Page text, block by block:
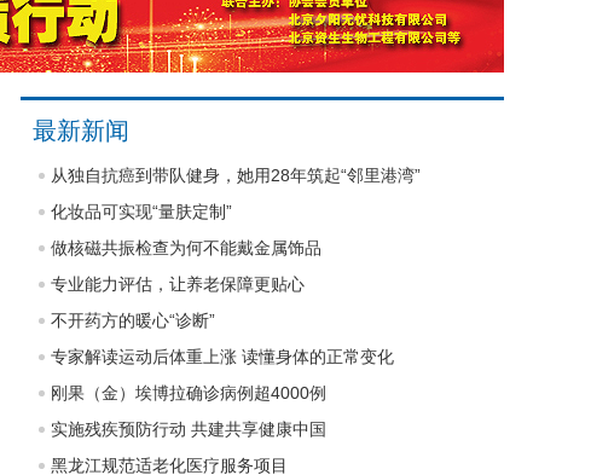
最新新闻
从独自抗癌到带队健身，她用28年筑起“邻里港湾”
化妆品可实现“量肤定制”
做核磁共振检查为何不能戴金属饰品
专业能力评估，让养老保障更贴心
不开药方的暖心“诊断”
专家解读运动后体重上涨 读懂身体的正常变化
刚果（金）埃博拉确诊病例超4000例
实施残疾预防行动 共建共享健康中国
黑龙江规范适老化医疗服务项目